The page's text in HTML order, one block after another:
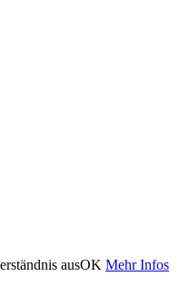
ausOK Mehr Infos